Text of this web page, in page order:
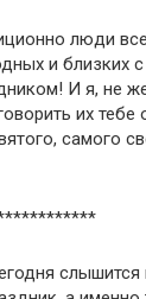
люди
и близких с
И я, не
их тебе
самого